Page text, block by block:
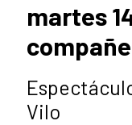
martes
Vilo